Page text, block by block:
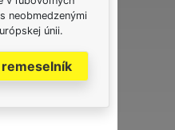
neobmedzenými
únii.